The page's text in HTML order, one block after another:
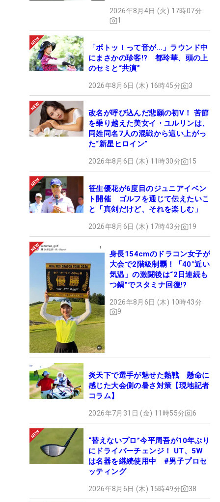
2026年8月4日 (火) 17時07分
1
「ボトッ！って音が…」ラウンド中
にまさかの珍客!? 都玲華、頭の上
のセミと“共演”
2026年8月6日 (木) 16時45分 3
改名が呼び込んだ悲願の初V！ 苦節
を乗り越えた美女イ・ユルリンは、
同姓同名7人の混戦から這い上がっ
た“新星ヒロイン”
2026年8月6日 (木) 11時30分 15
笹生優花が6度目のジュニアイベン
ト開催 ゴルフを通じて伝えたいこ
と「真剣だけど、それを楽しむ」
2026年8月6日 (木) 17時43分 19
身長154cmのドラコン女子が
大会で2階級制覇！「40°近い
気温」の激闘後は“2日連続も
つ鍋”でスタミナ回復!?
2026年8月6日 (木) 10時43分
9
炎天下で選手が魅せた熱戦 懸命に
感じた大会側の暑さ対策【現地記者
コラム】
2026年7月31日 (金) 11時55分 6
“替えないプロ”今平周吾が10年ぶり
にドライバーチェンジ！ UT、5W
は名器を継続使用中 #男子プロセ
ッティング
2026年8月6日 (木) 15時49分 38